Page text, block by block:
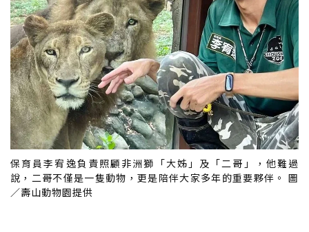
保育員李宥逸負責照顧非洲獅「大姊」及「二哥」，他難過
說，二哥不僅是一隻動物，更是陪伴大家多年的重要夥伴。 圖
／壽山動物園提供